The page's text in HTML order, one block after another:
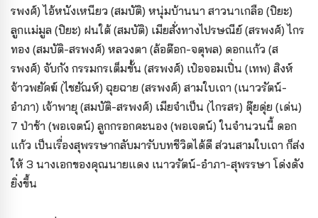
รพงศ์) ไอ้หนังเหนียว (สมบัติ) หนุ่มบ้านนา สาวนาเกลือ (ปิยะ)
ลูกแม่มูล (ปิยะ) ฝนใต้ (สมบัติ) เมียสั่งทางไปรษณีย์ (สรพงศ์) ไกร
ทอง (สมบัติ-สรพงศ์) หลวงตา (ล้อต๊อก-จตุพล) ดอกแก้ว (ส
รพงศ์) จับกัง กรรมกรเต็มขั้น (สรพงศ์) เป๋อจอมเปิ่น (เทพ) สิงห์
จ้าวพยัคฆ์ (ไชยัณห์) ฉุยฉาย (สรพงศ์) สามใบเถา (เนาวรัตน์-
อำภา) เจ้าพายุ (สมบัติ-สรพงศ์) เมียจำเป็น (ไกรสร) ดุ๊ยดุ่ย (เด่น)
7 ป่าช้า (พอเจตน์) ลูกกรอกคะนอง (พอเจตน์) ในจำนวนนี้ ดอก
แก้ว เป็นเรื่องสุพรรษากลับมารับบทชีวิตได้ดี ส่วนสามใบเถา ก็ส่ง
ให้ 3 นางเอกของคุณนายแดง เนาวรัตน์-อำภา-สุพรรษา โด่งดัง
ยิ่งขึ้น